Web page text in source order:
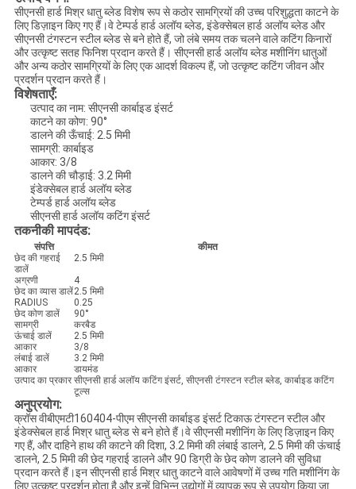
सीएनसी हार्ड मिश्र धातु ब्लेड विशेष रूप से कठोर सामग्रियों की उच्च परिशुद्धता काटने के
लिए डिज़ाइन किए गए हैं।वे टेम्पर्ड हार्ड अलॉय ब्लेड, इंडेक्सेबल हार्ड अलॉय ब्लेड और
सीएनसी टंगस्टन स्टील ब्लेड से बने होते हैं, जो लंबे समय तक चलने वाले कटिंग किनारों
और उत्कृष्ट सतह फिनिश प्रदान करते हैं। सीएनसी हार्ड अलॉय ब्लेड मशीनिंग धातुओं
और अन्य कठोर सामग्रियों के लिए एक आदर्श विकल्प हैं, जो उत्कृष्ट कटिंग जीवन और
प्रदर्शन प्रदान करते हैं।
विशेषताएँ:
उत्पाद का नाम: सीएनसी कार्बाइड इंसर्ट
काटने का कोण: 90°
डालने की ऊँचाई: 2.5 मिमी
सामग्री: कार्बाइड
आकार: 3/8
डालने की चौड़ाई: 3.2 मिमी
इंडेक्सेबल हार्ड अलॉय ब्लेड
टेम्पर्ड हार्ड अलॉय ब्लेड
सीएनसी हार्ड अलॉय कटिंग इंसर्ट
तकनीकी मापदंड:
संपत्ति
कीमत
छेद की गहराई
डालें
2.5 मिमी
अग्रणी
4
छेद का व्यास डालें2.5 मिमी
RADIUS
0.25
छेद कोण डालें
90°
सामग्री
करबैड
ऊंचाई डालें
2.5 मिमी
आकार
3/8
लंबाई डालें
3.2 मिमी
आकार
डायमंड
उत्पाद का प्रकार सीएनसी हार्ड अलॉय कटिंग इंसर्ट, सीएनसी टंगस्टन स्टील ब्लेड, कार्बाइड कटिंग
टूल्स
अनुप्रयोग:
क्रॉस वीबीएमटी160404-पीएम सीएनसी कार्बाइड इंसर्ट टिकाऊ टंगस्टन स्टील और
इंडेक्सेबल हार्ड मिश्र धातु ब्लेड से बने होते हैं।वे सीएनसी मशीनिंग के लिए डिज़ाइन किए
गए हैं, और दाहिने हाथ की काटने की दिशा, 3.2 मिमी की लंबाई डालने, 2.5 मिमी की ऊंचाई
डालने, 2.5 मिमी की छेद गहराई डालने और 90 डिग्री के छेद कोण डालने की सुविधा
प्रदान करते हैं।इन सीएनसी हार्ड मिश्र धातु काटने वाले आवेषणों में उच्च गति मशीनिंग के
लिए उत्कृष्ट प्रदर्शन होता है और इन्हें विभिन्न उद्योगों में व्यापक रूप से उपयोग किया जा